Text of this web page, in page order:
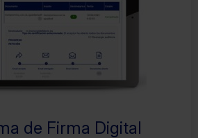
de Firma Digital